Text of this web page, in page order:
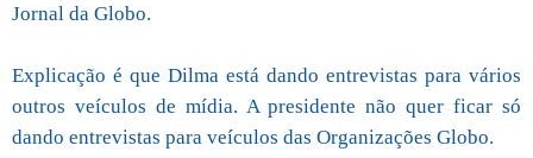
Jornal da Globo.
Explicação é que Dilma está dando entrevistas para vários
outros veículos de mídia. A presidente não quer ficar só
dando entrevistas para veículos das Organizações Globo.